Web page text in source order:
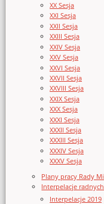
XX Sesja
XXI Sesja
XXII Sesja
XXIII Sesja
XXIV Sesja
XXV Sesja
XXVI Sesja
XXVII Sesja
XXVIII Sesja
XXIX Sesja
XXX Sesja
XXXI Sesja
XXXII Sesja
XXXIII Sesja
XXXIV Sesja
XXXV Sesja
Plany pracy Rady
Interpelacje radnych
Interpelacje 2019